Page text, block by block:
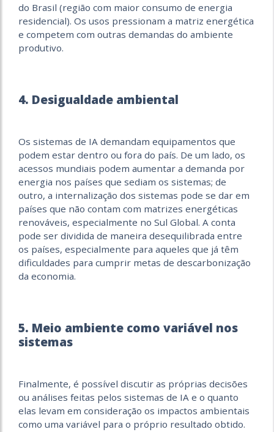
do Brasil (região com maior consumo de energia
residencial). Os usos pressionam a matriz energética
e competem com outras demandas do ambiente
produtivo.
4. Desigualdade ambiental
Os sistemas de IA demandam equipamentos que
podem estar dentro ou fora do país. De um lado, os
acessos mundiais podem aumentar a demanda por
energia nos países que sediam os sistemas; de
outro, a internalização dos sistemas pode se dar em
países que não contam com matrizes energéticas
renováveis, especialmente no Sul Global. A conta
pode ser dividida de maneira desequilibrada entre
os países, especialmente para aqueles que já têm
dificuldades para cumprir metas de descarbonização
da economia.
5. Meio ambiente como variável nos
sistemas
Finalmente, é possível discutir as próprias decisões
ou análises feitas pelos sistemas de IA e o quanto
elas levam em consideração os impactos ambientais
como uma variável para o próprio resultado obtido.